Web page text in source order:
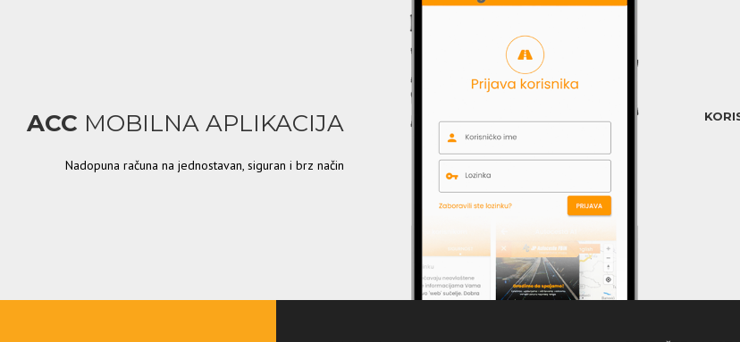
ACC MOBILNA APLIKACIJA
Nadopuna računa na jednostavan, siguran i brz način